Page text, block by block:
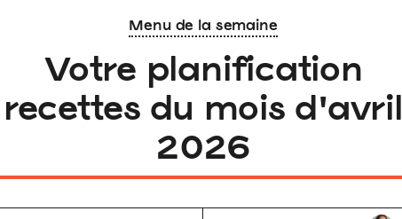
Menu de la semaine
Votre planification
recettes du mois d'avril
2026